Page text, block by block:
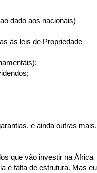
dado aos nacionais)
às leis de Propriedade
e ainda outras mais.
que vão investir na África
e falta de estrutura. Mas eu